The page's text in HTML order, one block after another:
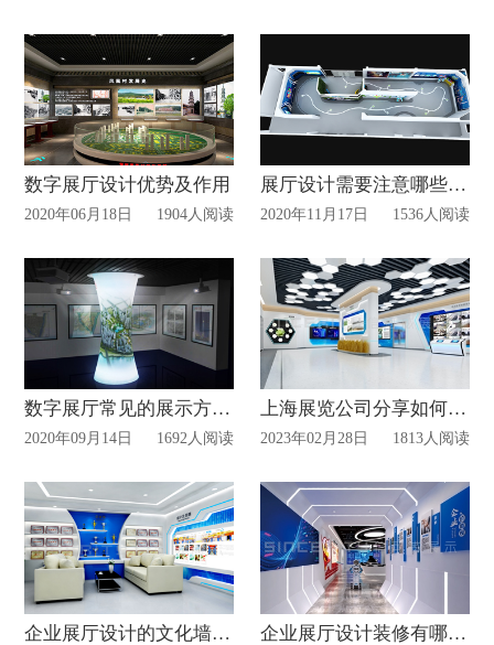
数字展厅设计优势及作用
2020年06月18日 1904人阅读
展厅设计需要注意哪些原则?
2020年11月17日 1536人阅读
数字展厅常见的展示方式！
2020年09月14日 1692人阅读
上海展览公司分享如何打造食品展厅设计装修？
2023年02月28日 1813人阅读
企业展厅设计的文化墙内容有哪些？ 企业展厅设计装修有哪些细节需要注意？